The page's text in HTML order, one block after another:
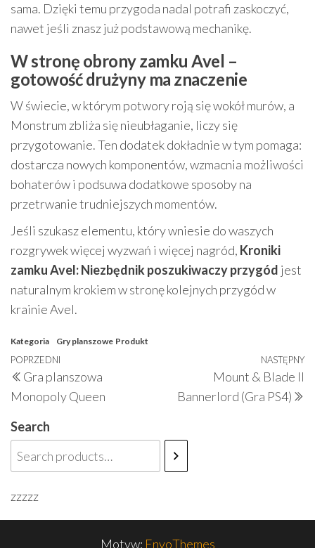
sama. Dzięki temu przygoda nadal potrafi zaskoczyć,
nawet jeśli znasz już podstawową mechanikę.
W stronę obrony zamku Avel –
gotowość drużyny ma znaczenie
W świecie, w którym potwory roją się wokół murów, a
Monstrum zbliża się nieubłaganie, liczy się
przygotowanie. Ten dodatek dokładnie w tym pomaga:
dostarcza nowych komponentów, wzmacnia możliwości
bohaterów i podsuwa dodatkowe sposoby na
przetrwanie trudniejszych momentów.
Jeśli szukasz elementu, który wniesie do waszych
rozgrywek więcej wyzwań i więcej nagród, Kroniki
zamku Avel: Niezbędnik poszukiwaczy przygód jest
naturalnym krokiem w stronę kolejnych przygód w
krainie Avel.
Kategoria Gry planszowe Produkt
Nawigacja
wpisu
Poprzedni
wpis
POPRZEDNI
Gra planszowa
Monopoly Queen
NASTĘPNY
Mount & Blade II
Bannerlord (Gra PS4)
Search
zzzzz
Motyw: EnvoThemes